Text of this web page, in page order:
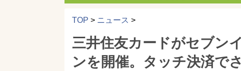
TOP > ニュース >
三井住友カードがセブン
ンを開催。タッチ決済で